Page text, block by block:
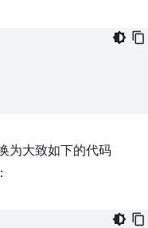
为大致如下的代码